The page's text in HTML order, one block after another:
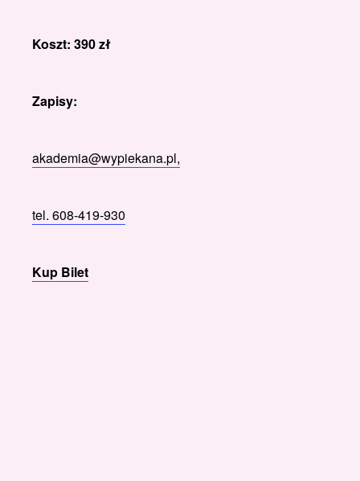
Koszt: 390 zł
Zapisy:
akademia@wypiekana.pl,
tel. 608-419-930
Kup Bilet